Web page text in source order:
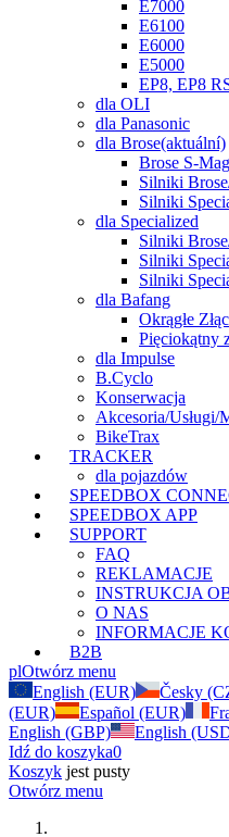
E7000
E6100
E6000
E5000
EP8, EP8
dla OLI
dla Panasonic
dla Brose(aktuální)
Brose S-
Silniki
Silniki
dla Specialized
Silniki
Silniki
Silniki
dla Bafang
Okrągłe
Pięciokątny
dla Impulse
B.Cyclo
Konserwacja
Akcesoria/Usługi/
BikeTrax
TRACKER
dla pojazdów
SPEEDBOX
SPEEDBOX APP
SUPPORT
FAQ
REKLAMACJE
INSTRUKCJA
O NAS
INFORMACJE
B2B
plOtwórz menu
English (EUR)
Česky
(EUR)
Español (EUR)
English (GBP)
English
Idź do koszyka0
Koszyk jest pusty
Otwórz menu